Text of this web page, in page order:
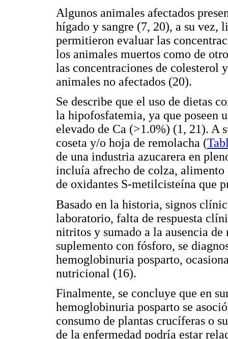
Algunos animales afectados
hígado y sangre (7, 20), a su vez,
permitieron evaluar las
los animales muertos como de
las concentraciones de colesterol
animales no afectados (20).
Se describe que el uso de dietas
la hipofosfatemia, ya que poseen
elevado de Ca (>1.0%) (1, 21). A
coseta y/o hoja de remolacha (
de una industria azucarera en
incluía afrecho de colza, alimento
de oxidantes S-metilcisteína que
Basado en la historia, signos
laboratorio, falta de respuesta
nitritos y sumado a la ausencia
suplemento con fósforo, se
hemoglobinuria posparto,
nutricional (16).
Finalmente, se concluye que en
hemoglobinuria posparto se
consumo de plantas crucíferas o
de la enfermedad podría estar